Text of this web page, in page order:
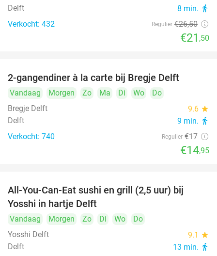
Delft 8 min. directions_walk
Verkocht: 432 Regulier €26,50
€21 ,50
2-gangendiner à la carte bij Bregje Delft
Vandaag Morgen Zo Ma Di Wo
Do
Bregje Delft
9.6 star
Delft 9 min. directions_walk
Verkocht: 740 Regulier €17
€14,95
All-You-Can-Eat sushi en grill (2,5 uur) bij
Yosshi in hartje Delft
Vandaag Morgen Zo Di Wo
Do
Yosshi Delft
9.1 star
Delft 13 min. directions_walk